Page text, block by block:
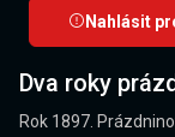
Nahlásit
Dva roky
Rok 1897.